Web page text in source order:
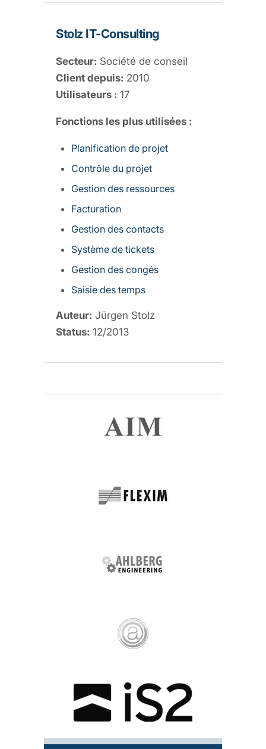
Stolz IT-Consulting
Secteur: Société de conseil
Client depuis: 2010
Utilisateurs : 17
Fonctions les plus utilisées :
Planification de projet
Contrôle du projet
Gestion des ressources
Facturation
Gestion des contacts
Système de tickets
Gestion des congés
Saisie des temps
Auteur: Jürgen Stolz
Status: 12/2013